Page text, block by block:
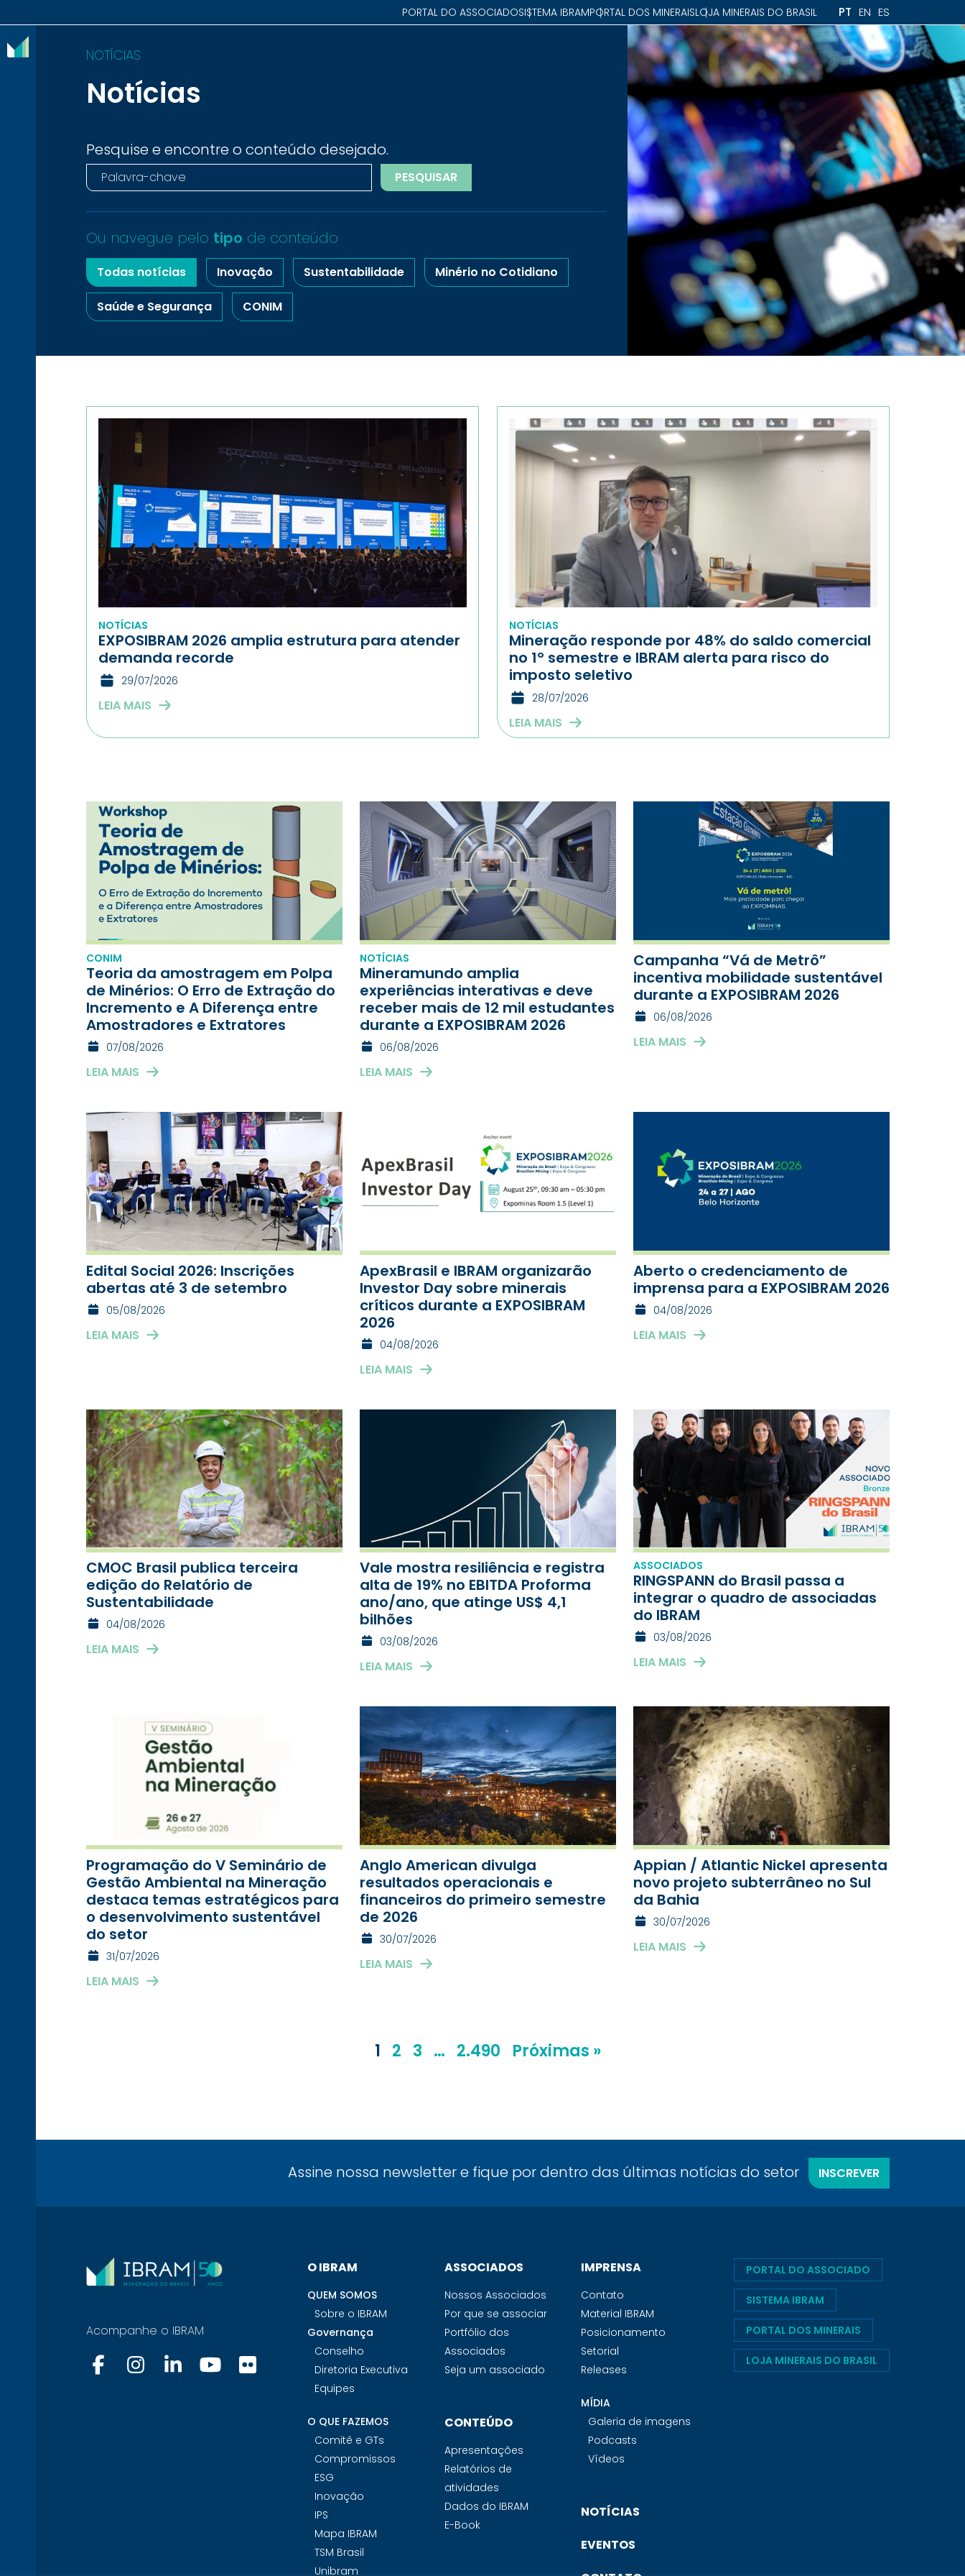
PORTAL DO ASSOCIADOSISTEMA IBRAMPORTAL DOS MINERAISLOJA MINERAIS DO BRASIL PT EN ES
NOTÍCIAS
Notícias
Pesquise e encontre o conteúdo desejado.
PESQUISAR
Ou navegue pelo tipo de conteúdo
Todas notícias Inovação Sustentabilidade Minério no Cotidiano
Saúde e Segurança CONIM
NOTÍCIAS
EXPOSIBRAM 2026 amplia estrutura para atender
demanda recorde
29/07/2026
LEIA MAIS
NOTÍCIAS
Mineração responde por 48% do saldo comercial
no 1º semestre e IBRAM alerta para risco do
imposto seletivo
28/07/2026
LEIA MAIS
CONIM
Teoria da amostragem em Polpa
de Minérios: O Erro de Extração do
Incremento e A Diferença entre
Amostradores e Extratores
07/08/2026
LEIA MAIS
NOTÍCIAS
Mineramundo amplia
experiências interativas e deve
receber mais de 12 mil estudantes
durante a EXPOSIBRAM 2026
06/08/2026
LEIA MAIS
Campanha “Vá de Metrô”
incentiva mobilidade sustentável
durante a EXPOSIBRAM 2026
06/08/2026
LEIA MAIS
Edital Social 2026: Inscrições
abertas até 3 de setembro
05/08/2026
LEIA MAIS
ApexBrasil e IBRAM organizarão
Investor Day sobre minerais
críticos durante a EXPOSIBRAM
2026
04/08/2026
LEIA MAIS
Aberto o credenciamento de
imprensa para a EXPOSIBRAM 2026
04/08/2026
LEIA MAIS
CMOC Brasil publica terceira
edição do Relatório de
Sustentabilidade
04/08/2026
LEIA MAIS
Vale mostra resiliência e registra
alta de 19% no EBITDA Proforma
ano/ano, que atinge US$ 4,1
bilhões
03/08/2026
LEIA MAIS
ASSOCIADOS
RINGSPANN do Brasil passa a
integrar o quadro de associadas
do IBRAM
03/08/2026
LEIA MAIS
Programação do V Seminário de
Gestão Ambiental na Mineração
destaca temas estratégicos para
o desenvolvimento sustentável
do setor
31/07/2026
LEIA MAIS
Anglo American divulga
resultados operacionais e
financeiros do primeiro semestre
de 2026
30/07/2026
LEIA MAIS
Appian / Atlantic Nickel apresenta
novo projeto subterrâneo no Sul
da Bahia
30/07/2026
LEIA MAIS
1 2 3 … 2.490 Próximas »
Assine nossa newsletter e fique por dentro das últimas notícias do setor INSCREVER
Acompanhe o IBRAM
O IBRAM
QUEM SOMOS
Sobre o IBRAM
Governança
Conselho
Diretoria Executiva
Equipes
O QUE FAZEMOS
Comitê e GTs
Compromissos
ESG
Inovação
IPS
Mapa IBRAM
TSM Brasil
Unibram
ASSOCIADOS
Nossos Associados
Por que se associar
Portfólio dos
Associados
Seja um associado
CONTEÚDO
Apresentações
Relatórios de
atividades
Dados do IBRAM
E-Book
IMPRENSA
Contato
Material IBRAM
Posicionamento
Setorial
Releases
MÍDIA
Galeria de imagens
Podcasts
Vídeos
NOTÍCIAS
EVENTOS
PORTAL DO ASSOCIADO
SISTEMA IBRAM
PORTAL DOS MINERAIS
LOJA MINERAIS DO BRASIL